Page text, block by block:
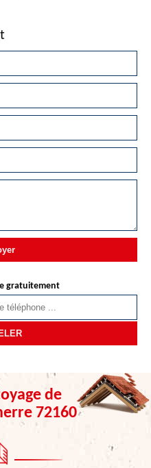
gratuitement
de
72160